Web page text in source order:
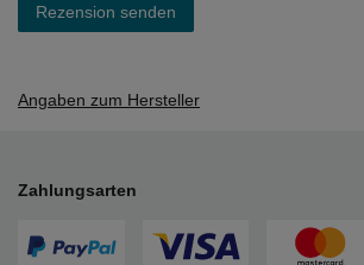
Rezension senden
Angaben zum Hersteller
Zahlungsarten